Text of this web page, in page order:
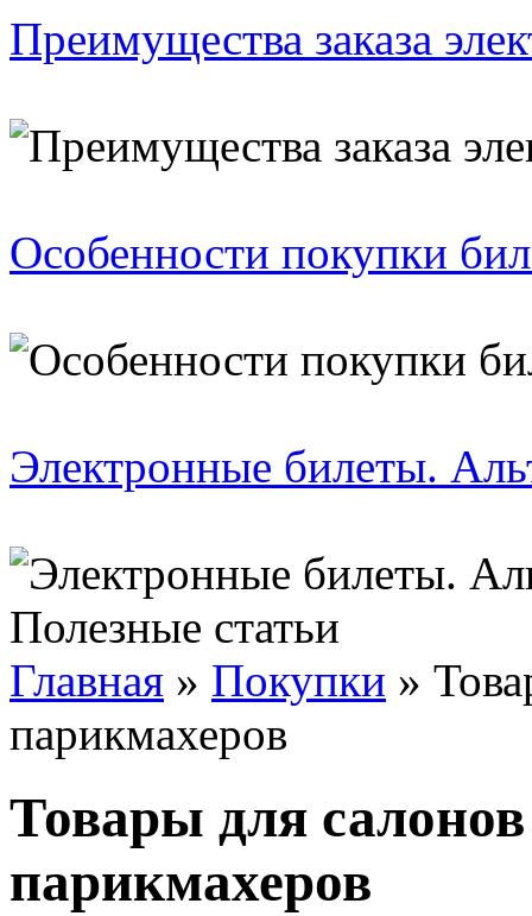
Преимущества заказа
Особенности покупки
Электронные билеты.
Полезные статьи
Главная » Покупки »
парикмахеров
Товары для
парикмахеров